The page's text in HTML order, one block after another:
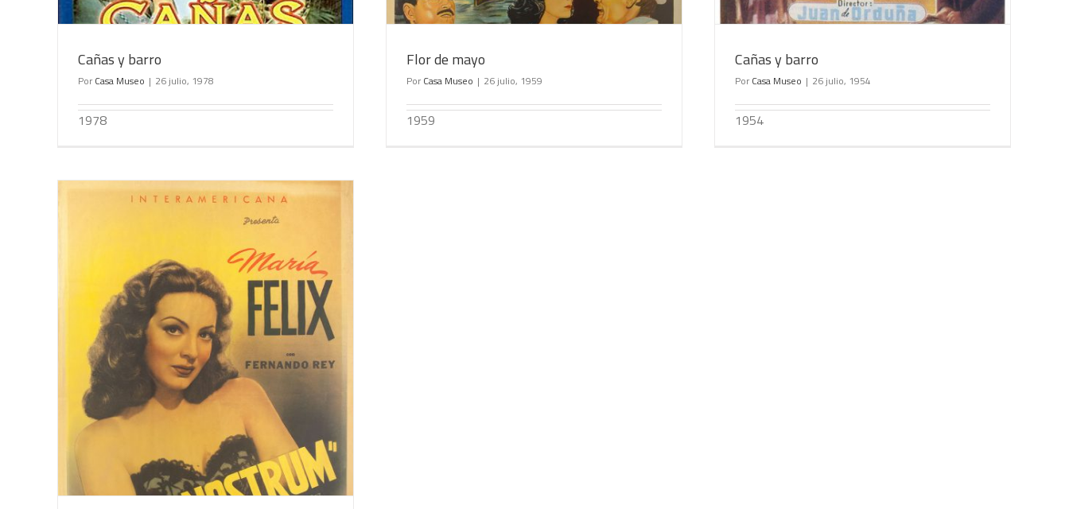
Cañas y barro
Por Casa Museo | 26 julio, 1978
1978
Flor de mayo
Por Casa Museo | 26 julio, 1959
1959
Cañas y barro
Por Casa Museo | 26 julio, 1954
1954